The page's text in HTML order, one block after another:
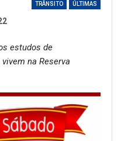
TRÂNSITO ÚLTIMAS
estudos de
na Reserva